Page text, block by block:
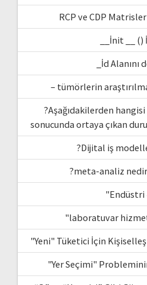
RCP ve CDP
__İnit __
_İd Alanını
– tümörlerin
?Aşağıdakilerden
sonucunda ortaya çıkan
?Dijital iş
?meta-analiz nedir
"Endüstri
"laboratuvar
"Yeni" Tüketici İçin
"Yer Seçimi"